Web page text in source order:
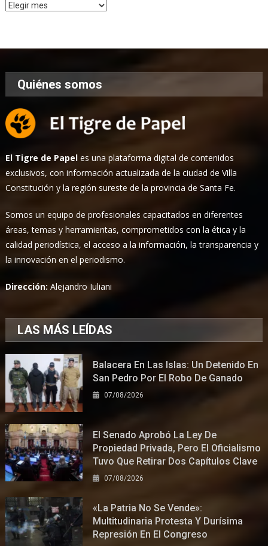
Archivo
Quiénes somos
El Tigre de Papel es una plataforma digital de contenidos
exclusivos, con información actualizada de la ciudad de Villa
Constitución y la región sureste de la provincia de Santa Fe.
Somos un equipo de profesionales capacitados en diferentes
áreas, temas y herramientas, comprometidos con la ética y la
calidad periodística, el acceso a la información, la transparencia y
la innovación en el periodismo.
Dirección:Alejandro Iuliani
LAS MÁS LEÍDAS
Balacera En Las Islas: Un Detenido En
San Pedro Por El Robo De Ganado
07/08/2026
El Senado Aprobó La Ley De
Propiedad Privada, Pero El Oficialismo
Tuvo Que Retirar Dos Capítulos Clave
07/08/2026
«La Patria No Se Vende»:
Multitudinaria Protesta Y Durísima
Represión En El Congreso